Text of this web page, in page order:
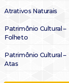
Atrativos Naturais
Patrimônio Cultural –
Folheto
Patrimônio Cultural –
Atas